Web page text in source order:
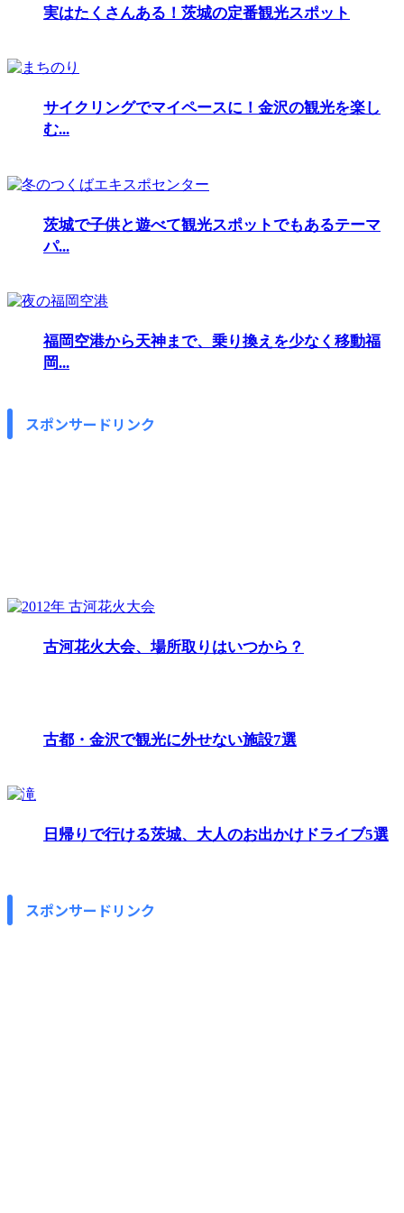
実はたくさんある！茨城の定番観光スポット
サイクリングでマイペースに！金沢の観光を楽し
む...
茨城で子供と遊べて観光スポットでもあるテーマ
パ...
福岡空港から天神まで、乗り換えを少なく移動福
岡...
スポンサードリンク
古河花火大会、場所取りはいつから？
古都・金沢で観光に外せない施設7選
日帰りで行ける茨城、大人のお出かけドライブ5選
スポンサードリンク